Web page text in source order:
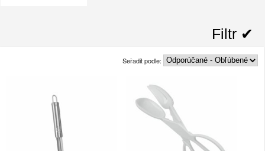
Filtr ✔︎
Seřadit podle: